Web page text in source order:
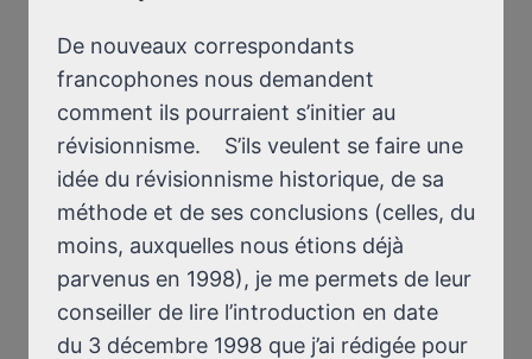
De nouveaux correspondants
francophones nous demandent
comment ils pourraient s’initier au
révisionnisme. S’ils veulent se faire une
idée du révisionnisme historique, de sa
méthode et de ses conclusions (celles, du
moins, auxquelles nous étions déjà
parvenus en 1998), je me permets de leur
conseiller de lire l’introduction en date
du 3 décembre 1998 que j’ai rédigée pour